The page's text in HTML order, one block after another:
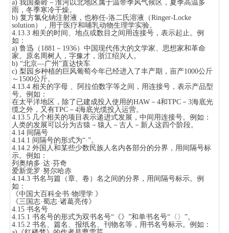
a) 我国秦岭－淮河以北地区属于温带季风气候区，夏季高温多
雨，冬季寒冷干燥。
b) 复方氯化钠注射液，也称任-洛二氏溶液（Ringer-Locke
solution），用于医疗和哺乳动物生理学实验。
4.13.3 相关的时间、地点或数目之间用连接号，表示起止。例
如：
a) 鲁迅（1881－1936）中国现代伟大的文学家、思想家和革命
家。原名周树人，字豫才，浙江绍兴人。
b) “北京—广州”直达快车
c) 梨园乡种植的巨风葡萄今年已经进入了丰产期，亩产1000公斤
～1500公斤。
4.13.4 相关的字母 、阿拉伯数字等之间，用连接号，表示产品型
号。例如：
在太平洋地区，除了已建成投入使用的HAW－4和TPC－3海底光
缆之外，又有TPC－4海底光缆投入运营。
4.13.5 几个相关的项目表示递进式发展，中间用连接号。例如：
人类的发展可以分为古猿－猿人－古人－新人这四个阶段。
4.14 间隔号
4.14.1 间隔号的形式为“·”。
4.14.2 外国人和某些少数民族人名内各部分的分界，用间隔号标
示。例如：
列奥纳多·达·芬奇
爱新觉罗·努尔哈赤
4.14.3 书名与篇（章、卷）名之间的分界，用间隔号标示。例
如：
《中国大百科全书·物理学 》
《三国志·蜀志·诸葛亮传》
4.15 书名号
4.15.1 书名号的形式为双书名号“《》”和单书名号“〈〉”。
4.15.2 书名、篇名、报纸名、刊物名等，用书名号标示。例如：